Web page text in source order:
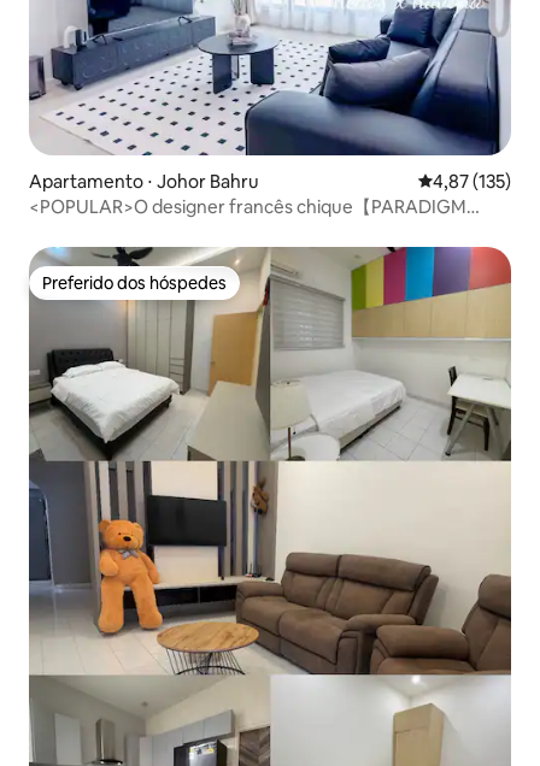
Apartamento ⋅ Johor Bahru 4,87 de uma
4,87 (135)
<POPULAR>O designer francês chique【PARADIGM
Preferido dos hóspedes
Preferido dos hóspedes